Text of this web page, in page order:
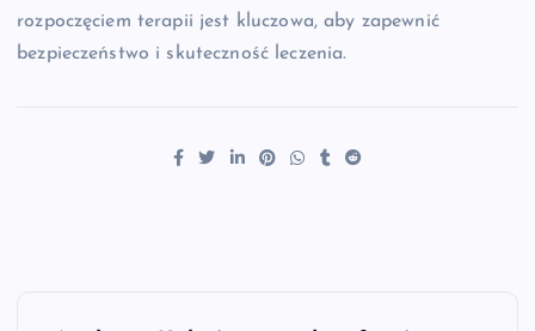
rozpoczęciem terapii jest kluczowa, aby zapewnić
bezpieczeństwo i skuteczność leczenia.